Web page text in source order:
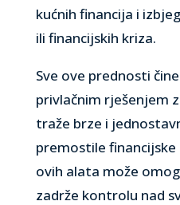
kućnih financija i
ili financijskih kriza.
Sve ove prednosti
privlačnim rješenjem
traže brze i
premostile
ovih alata može
zadrže kontrolu nad